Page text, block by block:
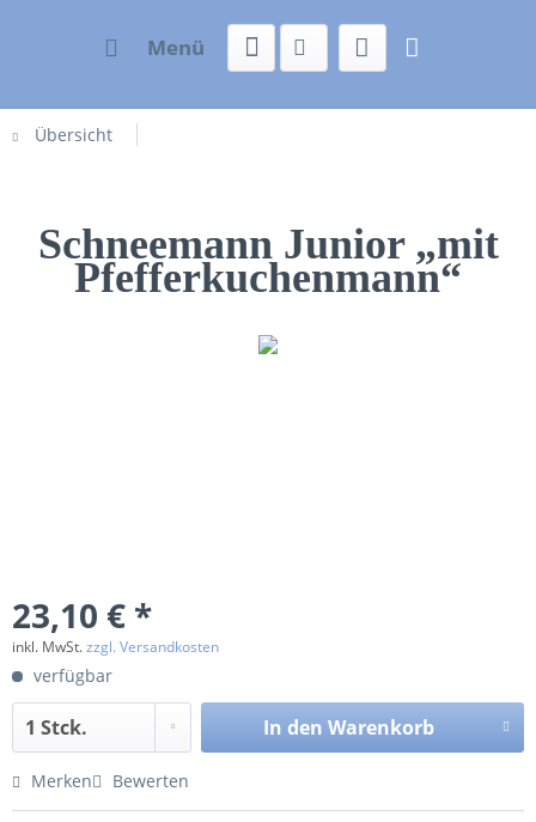
Menü
Übersicht
Schneemann Junior „mit
Pfefferkuchenmann“
23,10 € *
inkl. MwSt.zzgl. Versandkosten
verfügbar
In den Warenkorb
Merken Bewerten